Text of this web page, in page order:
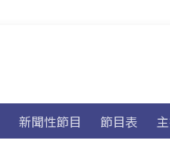
新聞性節目 節目表